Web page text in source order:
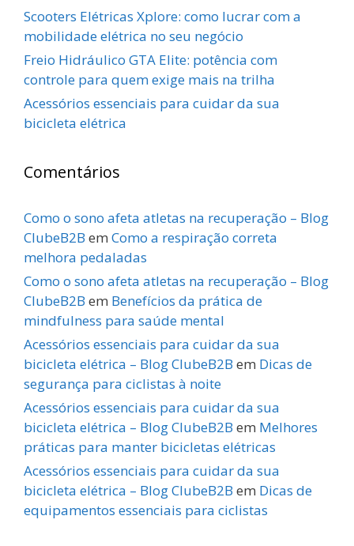
Scooters Elétricas Xplore: como lucrar com a
mobilidade elétrica no seu negócio
Freio Hidráulico GTA Elite: potência com
controle para quem exige mais na trilha
Acessórios essenciais para cuidar da sua
bicicleta elétrica
Comentários
Como o sono afeta atletas na recuperação – Blog
ClubeB2B em Como a respiração correta
melhora pedaladas
Como o sono afeta atletas na recuperação – Blog
ClubeB2B em Benefícios da prática de
mindfulness para saúde mental
Acessórios essenciais para cuidar da sua
bicicleta elétrica – Blog ClubeB2B em Dicas de
segurança para ciclistas à noite
Acessórios essenciais para cuidar da sua
bicicleta elétrica – Blog ClubeB2B em Melhores
práticas para manter bicicletas elétricas
Acessórios essenciais para cuidar da sua
bicicleta elétrica – Blog ClubeB2B em Dicas de
equipamentos essenciais para ciclistas